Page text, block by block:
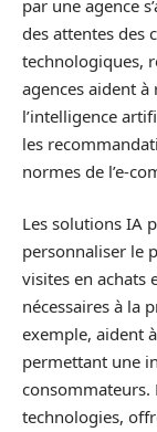
par une agence
des attentes des
technologiques,
agences aident à
l’intelligence
les
normes de l’e-
Les solutions IA
personnaliser le
visites en achats
nécessaires à la
exemple, aident
permettant une
consommateurs.
technologies,